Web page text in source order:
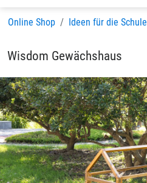
Online Shop Ideen für die Schule
Wisdom Gewächshaus